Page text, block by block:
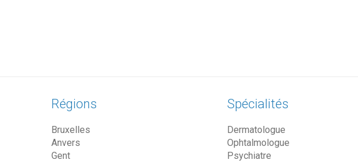
Régions
Bruxelles
Anvers
Gent
Spécialités
Dermatologue
Ophtalmologue
Psychiatre